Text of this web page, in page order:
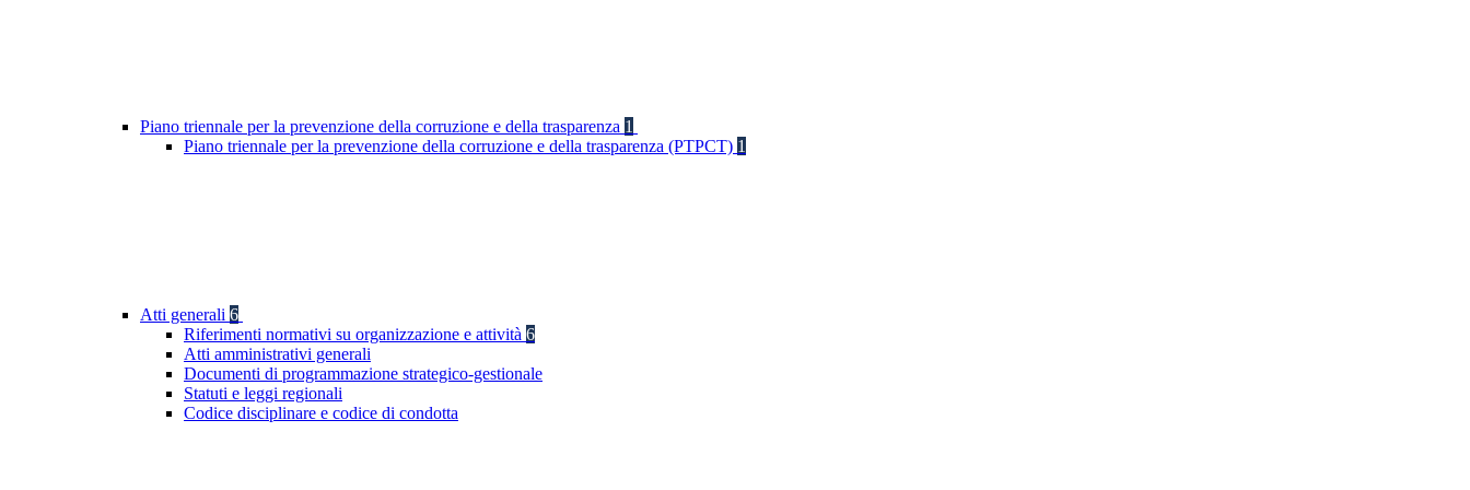
Piano triennale per la prevenzione della corruzione e della trasparenza 1
Piano triennale per la prevenzione della corruzione e della trasparenza (PTPCT) 1
Atti generali 6
Riferimenti normativi su organizzazione e attività 6
Atti amministrativi generali
Documenti di programmazione strategico-gestionale
Statuti e leggi regionali
Codice disciplinare e codice di condotta